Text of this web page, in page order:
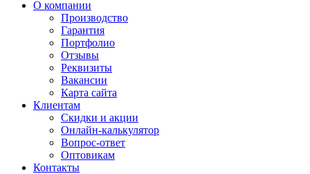
О компании
Производство
Гарантия
Портфолио
Отзывы
Реквизиты
Вакансии
Карта сайта
Клиентам
Скидки и акции
Онлайн-калькулятор
Вопрос-ответ
Оптовикам
Контакты